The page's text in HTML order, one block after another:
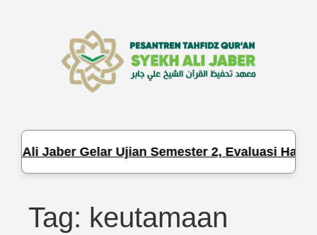
Ali Jaber Gelar Ujian Semester 2, Evaluasi Hafalan
Tag: keutamaan